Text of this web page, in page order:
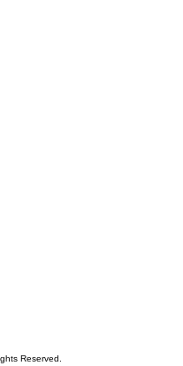
Reserved.